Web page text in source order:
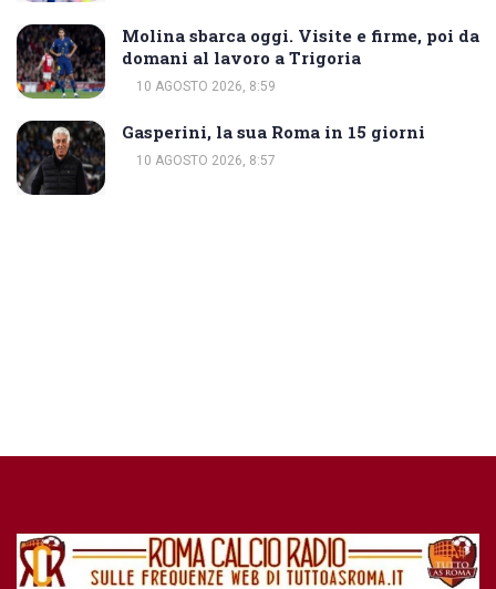
Molina sbarca oggi. Visite e firme, poi da
domani al lavoro a Trigoria
10 AGOSTO 2026, 8:59
Gasperini, la sua Roma in 15 giorni
10 AGOSTO 2026, 8:57